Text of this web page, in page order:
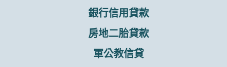
銀行信用貸款
房地二胎貸款
軍公教信貸